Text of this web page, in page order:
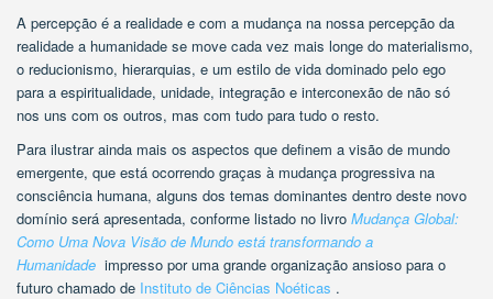
A percepção é a realidade e com a mudança na nossa percepção da
realidade a humanidade se move cada vez mais longe do materialismo,
o reducionismo, hierarquias, e um estilo de vida dominado pelo ego
para a espiritualidade, unidade, integração e interconexão de não só
nos uns com os outros, mas com tudo para tudo o resto.
Para ilustrar ainda mais os aspectos que definem a visão de mundo
emergente, que está ocorrendo graças à mudança progressiva na
consciência humana, alguns dos temas dominantes dentro deste novo
domínio será apresentada, conforme listado no livro Mudança Global:
Como Uma Nova Visão de Mundo está transformando a
Humanidadeimpresso por uma grande organização ansioso para o
futuro chamado de Instituto de Ciências Noéticas .